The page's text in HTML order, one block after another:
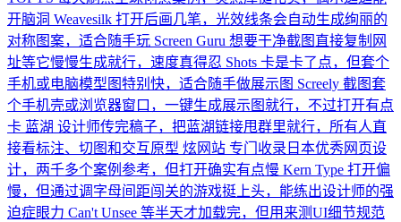
开脑洞 Weavesilk 打开后画几笔，光效线条会自动生成绚丽的
对称图案，适合随手玩 Screen Guru 想要干净截图直接复制网
址等它慢慢生成就行，速度真得忍 Shots 卡是卡了点，但套个
手机或电脑模型图特别快，适合随手做展示图 Screely 截图套
个手机壳或浏览器窗口，一键生成展示图就行，不过打开有点
卡 蓝湖 设计师传完稿子，把蓝湖链接甩群里就行，所有人直
接看标注、切图和交互原型 炫网站 专门收录日本优秀网页设
计，两千多个案例参考，但打开确实有点慢 Kern Type 打开偏
慢，但通过调字母间距闯关的游戏挺上头，能练出设计师的强
迫症眼力 Can't Unsee 等半天才加载完，但用来测UI细节规范